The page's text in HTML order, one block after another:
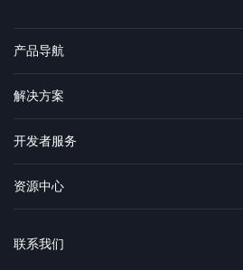
产品导航
解决方案
开发者服务
资源中心
联系我们